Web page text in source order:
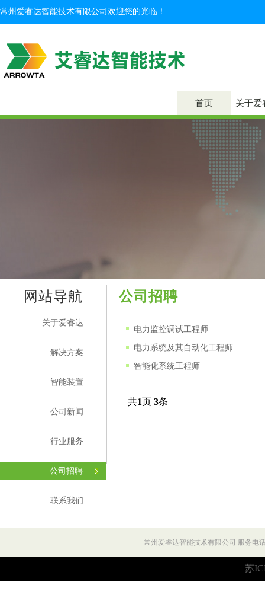
常州爱睿达智能技术有限公司欢迎您的光临！
首页 关于爱
网站导航
关于爱睿达
解决方案
智能装置
公司新闻
行业服务
公司招聘
联系我们
公司招聘
电力监控调试工程师
电力系统及其自动化工程师
智能化系统工程师
共1页 3条
常州爱睿达智能技术有限公司 服务电
苏